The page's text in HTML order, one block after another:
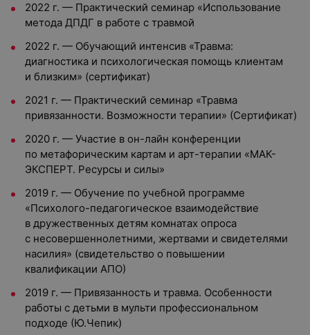
2022 г. — Практический семинар «Использование
метода ДПДГ в работе с травмой
2022 г. — Обучающий интенсив «Травма:
диагностика и психологическая помощь клиентам
и близким» (сертификат)
2021 г. — Практический семинар «Травма
привязанности. Возможности терапии» (Сертификат)
2020 г. — Участие в он-лайн конференции
по метафорическим картам и арт-терапии «МАК-
ЭКСПЕРТ. Ресурсы и силы»
2019 г. — Обучение по учебной программе
«Психолого-педагогическое взаимодействие
в дружественных детям комнатах опроса
с несовершеннолетними, жертвами и свидетелями
насилия» (свидетельство о повышении
квалификации АПО)
2019 г. — Привязанность и травма. Особенности
работы с детьми в мульти профессиональном
подходе (Ю.Чепик)